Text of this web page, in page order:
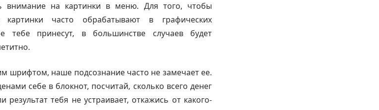
внимание на картинки в меню. Для того, чтобы
часто обрабатывают в графических
тебе принесут, в большинстве случаев будет
шрифтом, наше подсознание часто не замечает ее.
себе в блокнот, посчитай, сколько всего денег
тебя не устраивает, откажись от какого-